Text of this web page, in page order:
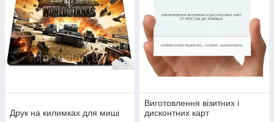
Друк на килимках для миші
Виготовлення візитних і
дисконтних карт